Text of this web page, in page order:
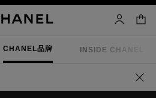
賬戶
購物
CHANEL品牌 INSIDE CHANEL
返回